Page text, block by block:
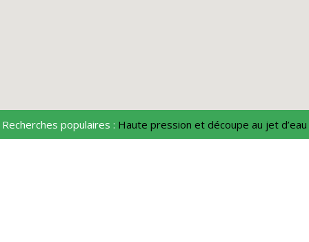
Recherches populaires : Haute pression et découpe au jet d’eau